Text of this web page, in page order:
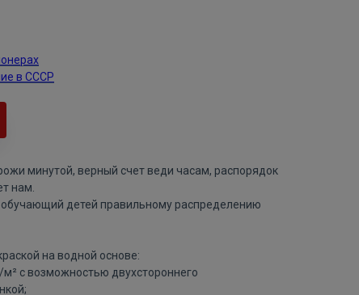
в СССР
минутой, верный счет веди часам, распорядок
нам.
обучающий детей правильному распределению
на водной основе:
с возможностью двухстороннего